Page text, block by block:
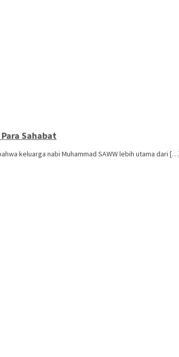
Sahabat
keluarga nabi Muhammad SAWW lebih utama dari